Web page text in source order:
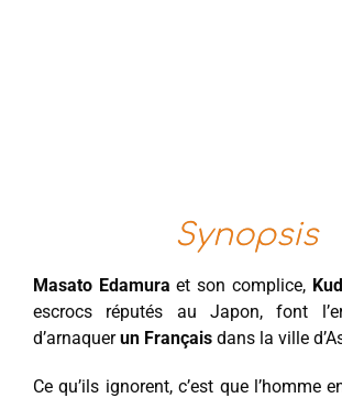
Synopsis
Masato Edamura et son complice,
escrocs réputés au Japon, font
d’arnaquerun Français dans la ville
Ce qu’ils ignorent, c’est que l’homme